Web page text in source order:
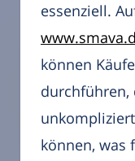
essenziell.
können
durchführen,
können, was